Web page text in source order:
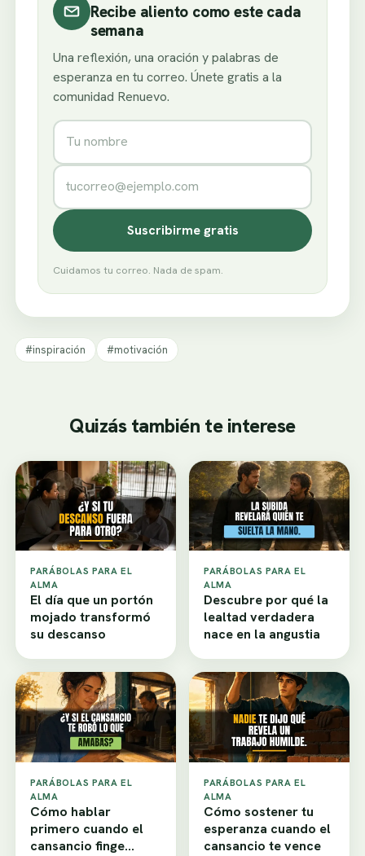
Recibe aliento como este cada
semana
Una reflexión, una oración y palabras de
esperanza en tu correo. Únete gratis a la
comunidad Renuevo.
Nombre
Correo electrónico
Suscribirme gratis
Cuidamos tu correo. Nada de spam.
#inspiración #motivación
Quizás también te interese
PARÁBOLAS PARA EL
ALMA
El día que un portón
mojado transformó
su descanso
PARÁBOLAS PARA EL
ALMA
Descubre por qué la
lealtad verdadera
nace en la angustia
PARÁBOLAS PARA EL
ALMA
Cómo hablar
primero cuando el
cansancio finge
PARÁBOLAS PARA EL
ALMA
Cómo sostener tu
esperanza cuando el
cansancio te vence